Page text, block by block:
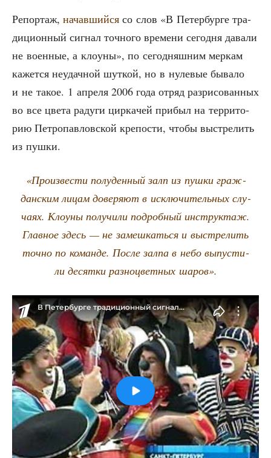
Репор­таж, начав­ший­ся со слов «В Петер­бур­ге тра­
ди­ци­он­ный сиг­нал точ­но­го вре­ме­ни сего­дня дава­ли
не воен­ные, а кло­у­ны», по сего­дняш­ним мер­кам
кажет­ся неудач­ной шут­кой, но в нуле­вые быва­ло
и не такое. 1 апре­ля 2006 года отряд раз­ри­со­ван­ных
во все цве­та раду­ги цир­ка­чей при­был на тер­ри­то­
рию Пет­ро­пав­лов­ской кре­по­сти, что­бы выстре­лить
из пушки.
«Про­из­ве­сти полу­ден­ный залп из пуш­ки граж­
дан­ским лицам дове­ря­ют в исклю­чи­тель­ных слу­
ча­ях. Кло­у­ны полу­чи­ли подроб­ный инструк­таж.
Глав­ное здесь — не замеш­кать­ся и выстре­лить
точ­но по коман­де. После зал­па в небо выпу­сти­
ли десят­ки раз­но­цвет­ных шаров».